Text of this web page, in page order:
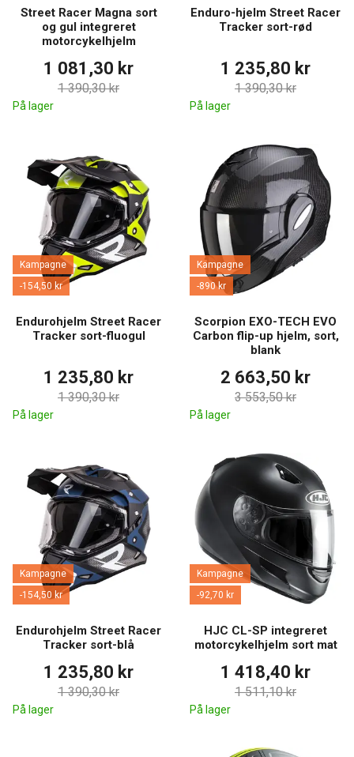
Street Racer Magna sort
og gul integreret
motorcykelhjelm
1 081,30 kr
1 390,30 kr
På lager
Enduro-hjelm Street Racer
Tracker sort-rød
1 235,80 kr
1 390,30 kr
På lager
Kampagne
-154,50 kr
Endurohjelm Street Racer
Tracker sort-fluogul
1 235,80 kr
1 390,30 kr
På lager
Kampagne
-890 kr
Scorpion EXO-TECH EVO
Carbon flip-up hjelm, sort,
blank
2 663,50 kr
3 553,50 kr
På lager
Kampagne
-154,50 kr
Endurohjelm Street Racer
Tracker sort-blå
1 235,80 kr
1 390,30 kr
På lager
Kampagne
-92,70 kr
HJC CL-SP integreret
motorcykelhjelm sort mat
1 418,40 kr
1 511,10 kr
På lager